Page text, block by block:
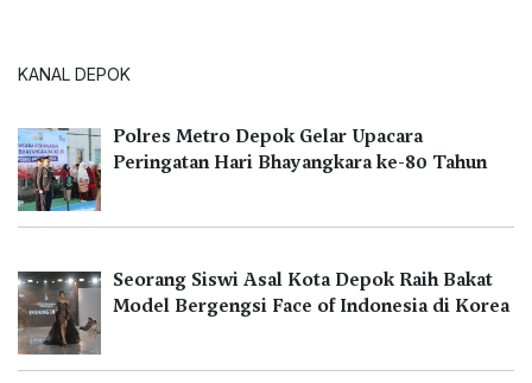
KANAL DEPOK
Polres Metro Depok Gelar Upacara
Peringatan Hari Bhayangkara ke-80 Tahun
Seorang Siswi Asal Kota Depok Raih Bakat
Model Bergengsi Face of Indonesia di Korea